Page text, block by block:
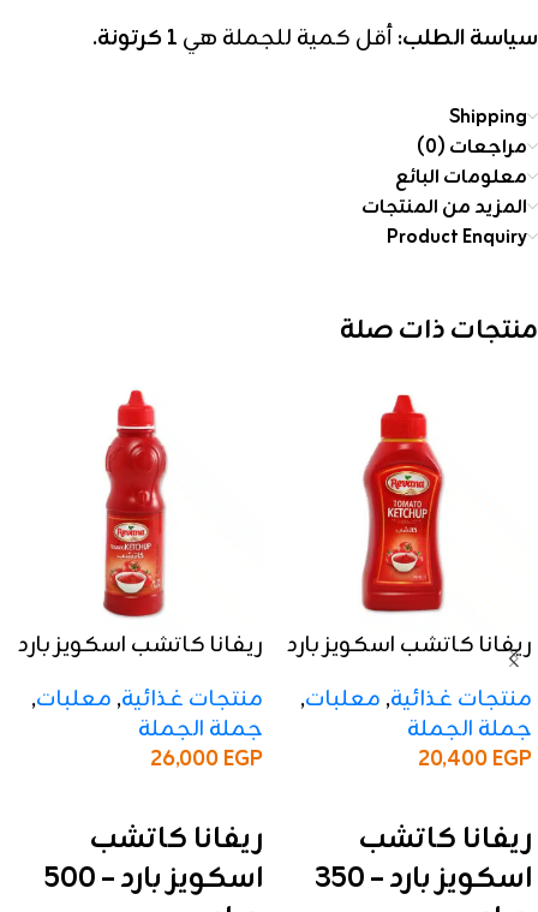
سياسة الطلب:أقل كمية للجملة هي 1 كرتونة .
Shipping
مراجعات (0)
معلومات البائع
المزيد من المنتجات
Product Enquiry
منتجات ذات صلة
ريفانا كاتشب اسكويز بارد
– 350 جرام
منتجات غذائية, معلبات,
جملة الجملة
20,400EGP
ريفانا كاتشب
اسكويز بارد – 350
ريفانا كاتشب اسكويز بارد
منتجات غذائية, معلبات,
جملة الجملة
26,000EGP
ريفانا كاتشب
اسكويز بارد – 500